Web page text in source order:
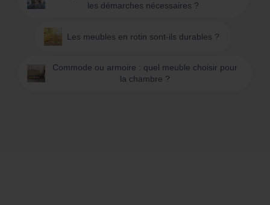
les démarches nécessaires ?
Les meubles en rotin sont-ils durables ?
Commode ou armoire : quel meuble choisir pour
la chambre ?